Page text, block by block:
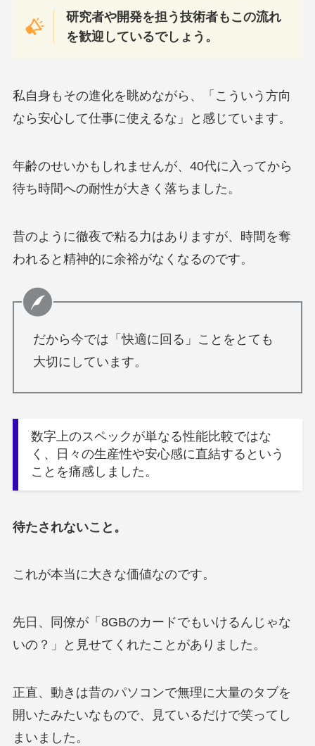
研究者や開発を担う技術者もこの流れ
を歓迎しているでしょう。
私自身もその進化を眺めながら、「こういう方向
なら安心して仕事に使えるな」と感じています。
年齢のせいかもしれませんが、40代に入ってから
待ち時間への耐性が大きく落ちました。
昔のように徹夜で粘る力はありますが、時間を奪
われると精神的に余裕がなくなるのです。
だから今では「快適に回る」ことをとても
大切にしています。
数字上のスペックが単なる性能比較ではな
く、日々の生産性や安心感に直結するという
ことを痛感しました。
待たされないこと。
これが本当に大きな価値なのです。
先日、同僚が「8GBのカードでもいけるんじゃな
いの？」と見せてくれたことがありました。
正直、動きは昔のパソコンで無理に大量のタブを
開いたみたいなもので、見ているだけで笑ってし
まいました。